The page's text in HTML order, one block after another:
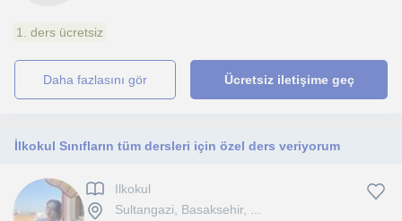
1. ders ücretsiz
daha fazlasını gör Ücretsiz iletişime geç
İlkokul Sınıfların tüm dersleri için özel ders veriyorum
Ilkokul
Sultangazi, Basaksehir, ...